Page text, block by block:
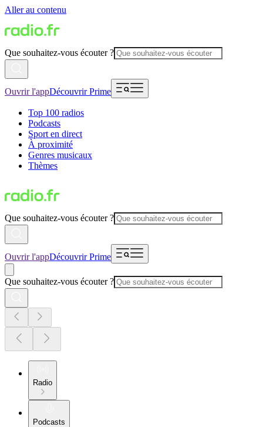
Aller au contenu
Que souhaitez-vous écouter ?
Ouvrir l'appDécouvrir Prime
Top 100 radios
Podcasts
Sport en direct
À proximité
Genres musicaux
Thèmes
Que souhaitez-vous écouter ?
Ouvrir l'appDécouvrir Prime
Que souhaitez-vous écouter ?
Radio
Podcasts